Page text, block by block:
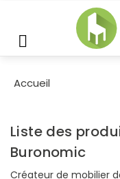
Accueil
Liste des
Buronomic
Créateur de mobilier